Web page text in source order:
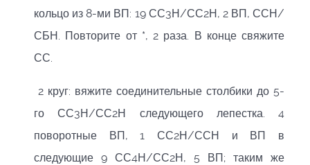
кольцо из 8-ми ВП: 19 СС3Н/СС2Н, 2 ВП, ССН/
СБН. Повторите от *, 2 раза. В конце свяжите
СС.
2 круг: вяжите соединительные столбики до 5-
го СС3Н/СС2Н следующего лепестка. 4
поворотные ВП, 1 СС2Н/ССН и ВП в
следующие 9 СС4Н/СС2Н, 5 ВП; таким же